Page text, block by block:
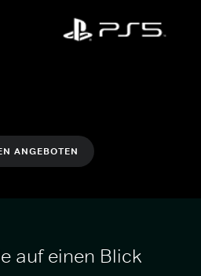
ANGEBOTEN
auf einen Blick